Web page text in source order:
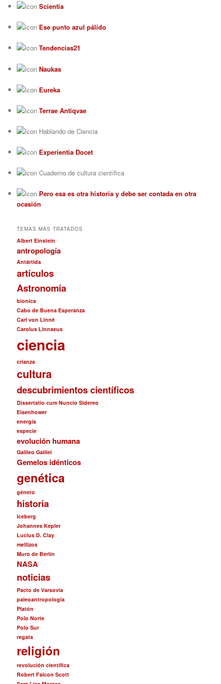
Scientia
Ese punto azul pálido
Tendencias21
Naukas
Eureka
Terrae Antiqvae
Hablando de Ciencia
Experientia Docet
Cuaderno de cultura científica
Pero esa es otra historia y debe ser contada en otra
ocasión
TEMAS MÁS TRATADOS
Albert Einstein
antropología
Antártida
artículos
Astronomía
bionica
Cabo de Buena Esperanza
Carl von Linné
Carolus Linnaeus
ciencia
crianza
cultura
descubrimientos científicos
Dissertatio cum Nuncio Sidereo
Eisenhower
energía
especie
evolución humana
Galileo Galilei
Gemelos idénticos
genética
género
historia
Iceberg
Johannes Kepler
Lucius D. Clay
mellizos
Muro de Berlín
NASA
noticias
Pacto de Varsovia
paleoantropología
Platón
Polo Norte
Polo Sur
regata
religión
revolución científica
Robert Falcon Scott